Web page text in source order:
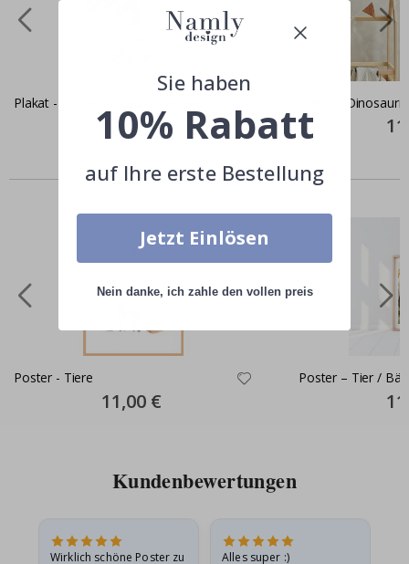
Plakat - Tyrannosaurus / Dream Big
Special
Price
11,00 €
Plakat -
Ähnliche produkte
Poster - Tiere
Special
Price
11,00 €
Poster – Tier /
Kundenbewertungen
Wirklich schöne Poster zu
Alles super :)
Sie haben
10% Rabatt
auf Ihre erste Bestellung
Jetzt Einlösen
Nein danke, ich zahle den vollen preis